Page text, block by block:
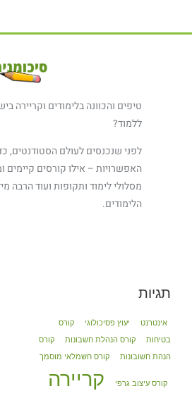
טיפים והכוונה בלימודים וקריירה
ללמוד?
לפני שנכנסים לעולם הסטודנטים,
האפשרויות – אילו קורסים קיימים
מסלולי לימוד ותקופות ועוד הרבה
הלימודים.
תגיות
אינטרנט יעוץ פסיכולוגי
קורס
בטיחות
קורס הנהלת חשבונות
קורס
הנהת חשובונות
קורס חשמלאי מוסמך
קורס עיצוב גרפי קריירה